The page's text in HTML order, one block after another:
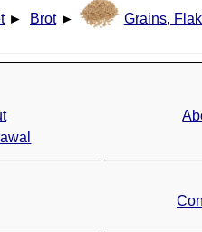
► Brot ► Grains,